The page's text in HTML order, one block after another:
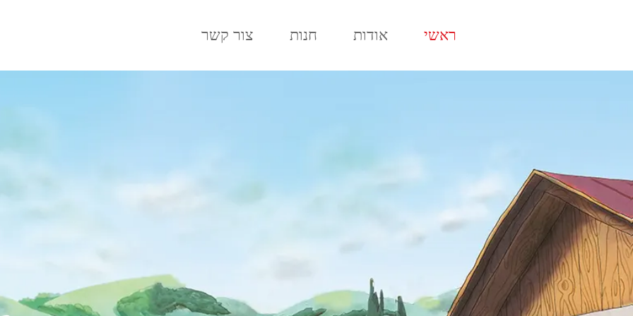
ראשי אודות חנות צור קשר